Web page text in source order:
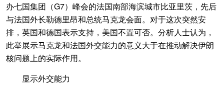
办七国集团（G7）峰会的法国南部海滨城市比亚里茨，先后
与法国外长勒德里昂和总统马克龙会面。对于这次突然安
排，英国和德国表示支持，美国不置可否。分析人士认为，
此举展示马克龙和法国外交能力的意义大于在推动解决伊朗
核问题上的实际作用。
显示外交能力